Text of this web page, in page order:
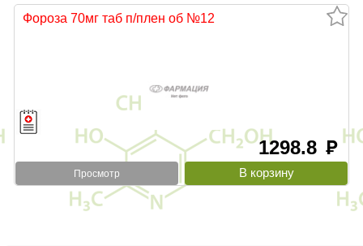
Фороза 70мг таб п/плен об №12
1298.8 руб
Просмотр